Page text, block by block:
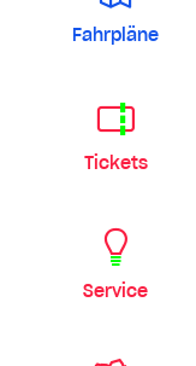
Fahrpläne
Tickets
Service